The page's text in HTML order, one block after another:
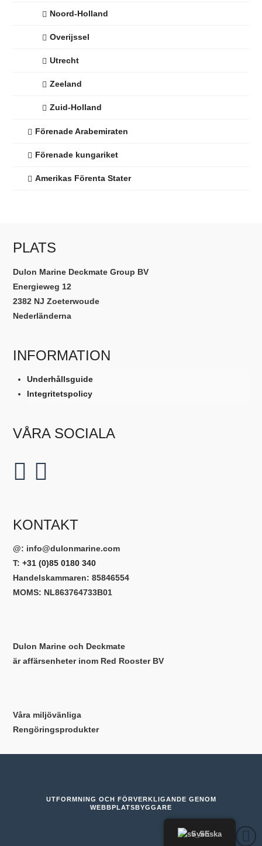
Noord-Holland
Overijssel
Utrecht
Zeeland
Zuid-Holland
Förenade Arabemiraten
Förenade kungariket
Amerikas Förenta Stater
PLATS
Dulon Marine Deckmate Group BV
Energieweg 12
2382 NJ Zoeterwoude
Nederländerna
INFORMATION
Underhållsguide
Integritetspolicy
VÅRA SOCIALA
KONTAKT
@: info@dulonmarine.com
T: +31 (0)85 0180 340
Handelskammaren: 85846554
MOMS: NL863764733B01
Dulon Marine och Deckmate
är affärsenheter inom Red Rooster BV
Våra miljövänliga
Rengöringsprodukter
UTFORMNING OCH FÖRVERKLIGANDE GENOM
WEBBPLATSBYGGARE
Svenska